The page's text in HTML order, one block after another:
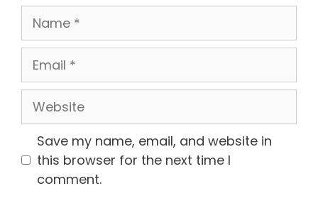
Name
Email
Website
Save my name, email, and website in
this browser for the next time I
comment.